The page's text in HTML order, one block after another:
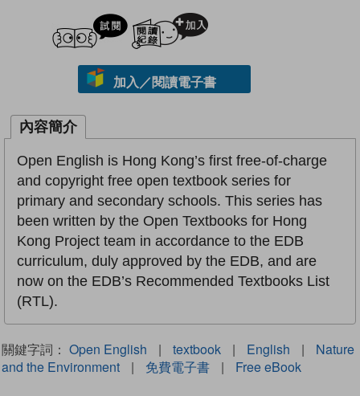
試閲
加入／閱讀電子書
內容簡介
Open English is Hong Kong’s first free-of-charge
and copyright free open textbook series for
primary and secondary schools. This series has
been written by the Open Textbooks for Hong
Kong Project team in accordance to the EDB
curriculum, duly approved by the EDB, and are
now on the EDB’s Recommended Textbooks List
(RTL).
關鍵字詞： Open English | textbook | English |
Nature
and the Environment
| 免費電子書 | Free eBook